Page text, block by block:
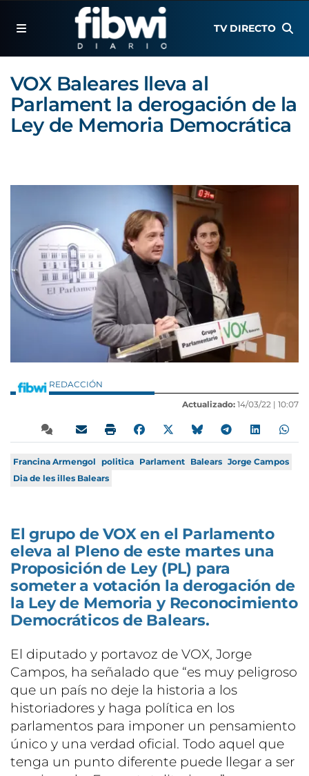
TV DIRECTO
VOX Baleares lleva al
Parlament la derogación de la
Ley de Memoria Democrática
REDACCIÓN
Actualizado: 14/03/22 | 10:07
Francina Armengol politica Parlament Balears Jorge Campos
Dia de les illes Balears
El grupo de VOX en el Parlamento
eleva al Pleno de este martes una
Proposición de Ley (PL) para
someter a votación la derogación de
la Ley de Memoria y Reconocimiento
Democráticos de Balears.
El diputado y portavoz de VOX, Jorge
Campos, ha señalado que “es muy peligroso
que un país no deje la historia a los
historiadores y haga política en los
parlamentos para imponer un pensamiento
único y una verdad oficial. Todo aquel que
tenga un punto diferente puede llegar a ser